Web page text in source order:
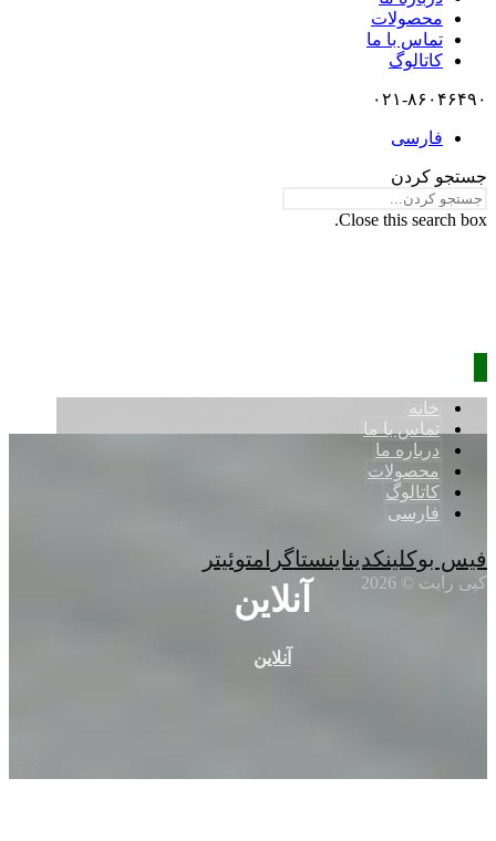
محصولات
تماس با ما
کاتالوگ
۰۲۱-۸۶۰۴۶۴۹۰
فارسی
جستجو کردن
Close this search box.
خانه
تماس با ما
درباره ما
محصولات
کاتالوگ
فارسی
فیس بوکلینکدیناینستاگرامتوئیتر
کپی رایت © 2026 آنلاین
آنلاین